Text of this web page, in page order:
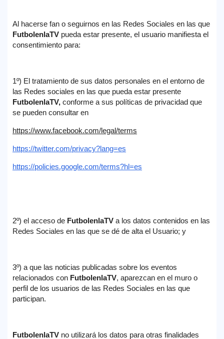
Al hacerse fan o seguirnos en las Redes Sociales en las que
FutbolenlaTV pueda estar presente, el usuario manifiesta el
consentimiento para:
1º) El tratamiento de sus datos personales en el entorno de
las Redes sociales en las que pueda estar presente
FutbolenlaTV, conforme a sus políticas de privacidad que
se pueden consultar en
https://www.facebook.com/legal/terms
https://twitter.com/privacy?lang=es
https://policies.google.com/terms?hl=es
2º) el acceso de FutbolenlaTV a los datos contenidos en las
Redes Sociales en las que se dé de alta el Usuario; y
3º) a que las noticias publicadas sobre los eventos
relacionados con FutbolenlaTV, aparezcan en el muro o
perfil de los usuarios de las Redes Sociales en las que
participan.
FutbolenlaTV no utilizará los datos para otras finalidades